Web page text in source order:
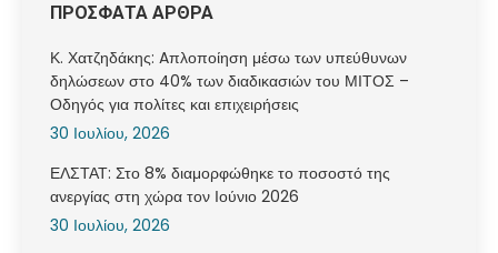
ΠΡΟΣΦΑΤΑ ΑΡΘΡΑ
Κ. Χατζηδάκης: Aπλοποίηση μέσω των υπεύθυνων
δηλώσεων στο 40% των διαδικασιών του ΜΙΤΟΣ –
Οδηγός για πολίτες και επιχειρήσεις
30 Ιουλίου, 2026
ΕΛΣΤΑΤ: Στο 8% διαμορφώθηκε το ποσοστό της
ανεργίας στη χώρα τον Ιούνιο 2026
30 Ιουλίου, 2026